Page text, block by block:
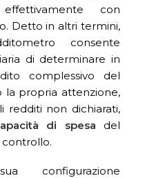
con
Detto in altri termini,
consente
di determinare in
complessivo del
la propria attenzione,
redditi non dichiarati,
di spesa del
configurazione